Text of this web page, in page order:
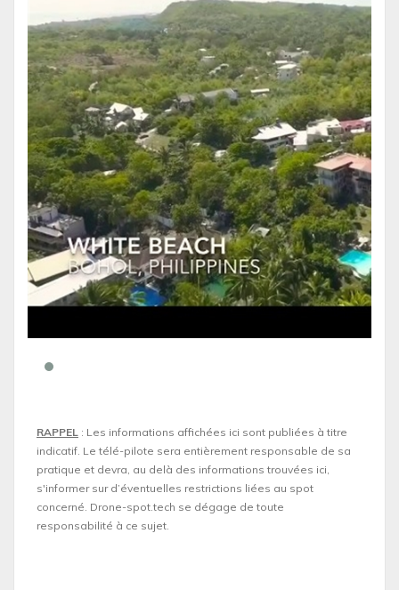
RAPPEL : Les informations affichées ici sont publiées à titre
indicatif. Le télé-pilote sera entièrement responsable de sa
pratique et devra, au delà des informations trouvées ici,
s'informer sur d’éventuelles restrictions liées au spot
concerné. Drone-spot.tech se dégage de toute
responsabilité à ce sujet.